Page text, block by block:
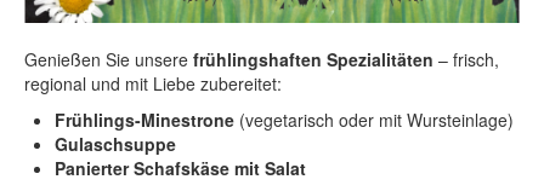
Genießen Sie unsere frühlingshaften Spezialitäten – frisch,
regional und mit Liebe zubereitet:
Frühlings-Minestrone (vegetarisch oder mit Wursteinlage)
Gulaschsuppe
Panierter Schafskäse mit Salat